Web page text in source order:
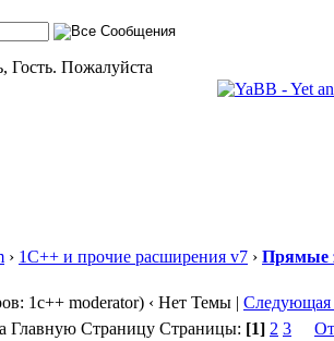
Гость. Пожалуйста
› 1С++ и прочие расширения v7 › Прямые
1c++ moderator) ‹ Нет Темы | Следующая
Страницы: [1] 2 3